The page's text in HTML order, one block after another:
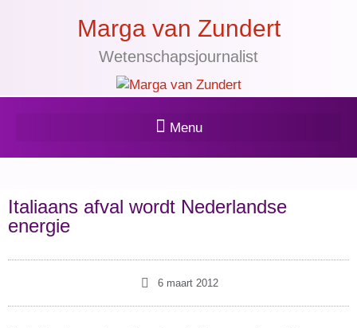
Marga van Zundert
Wetenschapsjournalist
Italiaans afval wordt Nederlandse
energie
6 maart 2012